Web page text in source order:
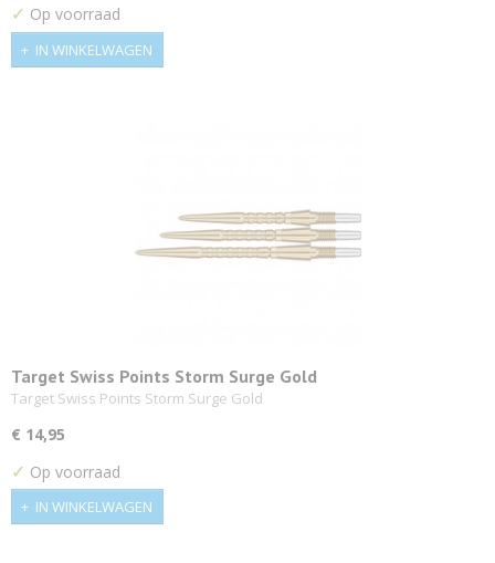
✓ Op voorraad
IN WINKELWAGEN
Target Swiss Points Storm Surge Gold
Target Swiss Points Storm Surge Gold
€ 14,95
✓ Op voorraad
IN WINKELWAGEN